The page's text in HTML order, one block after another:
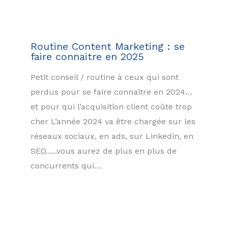
Routine Content Marketing : se
faire connaitre en 2025
Petit conseil / routine à ceux qui sont
perdus pour se faire connaitre en 2024…
et pour qui l’acquisition client coûte trop
cher L’année 2024 va être chargée sur les
réseaux sociaux, en ads, sur Linkedin, en
SEO…..vous aurez de plus en plus de
concurrents qui…